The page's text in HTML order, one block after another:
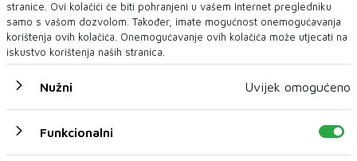
stranice. Ovi kolačići će biti pohranjeni u vašem Internet pregledniku
samo s vašom dozvolom. Također, imate mogućnost onemogućavanja
korištenja ovih kolačića. Onemogućavanje ovih kolačića može utjecati na
iskustvo korištenja naših stranica.
Nužni Uvijek omogućeno
Funkcionalni